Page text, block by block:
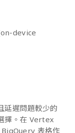
device
延遲問題較少的
擇。在 Vertex
表格作